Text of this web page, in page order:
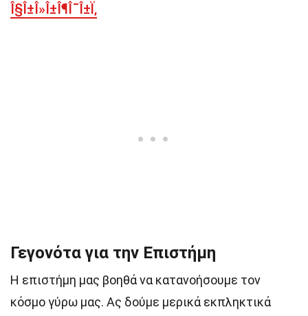
Î§Î±Î»Î±Î¶Î¯Î±Ï‚
Γεγονότα για την Επιστήμη
Η επιστήμη μας βοηθά να κατανοήσουμε τον
κόσμο γύρω μας. Ας δούμε μερικά εκπληκτικά